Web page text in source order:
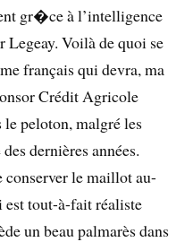
gr�ce à l’intelligence
Legeay. Voilà de quoi se
français qui devra, ma
Crédit Agricole
le peloton, malgré les
dernières années.
conserver le maillot au-
est tout-à-fait réaliste
un beau palmarès dans